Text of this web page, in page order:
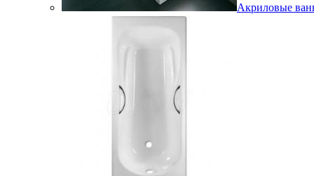
Акриловые